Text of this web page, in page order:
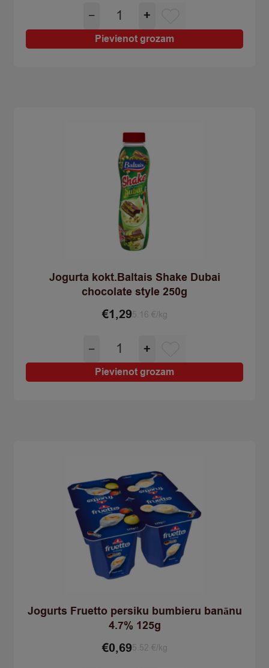
−
Jogurts
Baltais
Skyr
zemeņu
+
Pievienot grozam
Jogurta kokt.Baltais Shake Dubai
chocolate style 250g
€1,295.16 €/kg
−
Jogurta
kokt.Baltais
Shake
Dubai
+
Pievienot grozam
Jogurts Fruetto persiku bumbieru banānu
4.7% 125g
€0,695.52 €/kg